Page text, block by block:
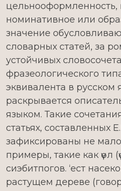
цельнооформленность,
номинативное или
значение
словарных статей, за
устойчивых
фразеологического
эквивалента в русском
раскрывается
языком. Такие
статьях, составленных
зафиксированы не
примеры, такие как үѳл
сиэбитпогов. ‘ест
растущем дереве